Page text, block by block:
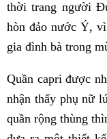
thời trang người
hòn đảo nước Ý,
gia đình bà trong
Quần capri được
nhận thấy phụ nữ
quần rộng thùng